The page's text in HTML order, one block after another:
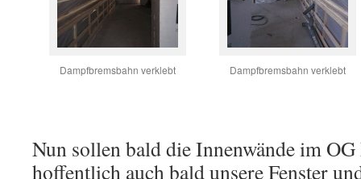
Dampfbremsbahn verklebt Dampfbremsbahn verklebt
Nun sollen bald die Innenwände im
hoffentlich auch bald unsere Fenster